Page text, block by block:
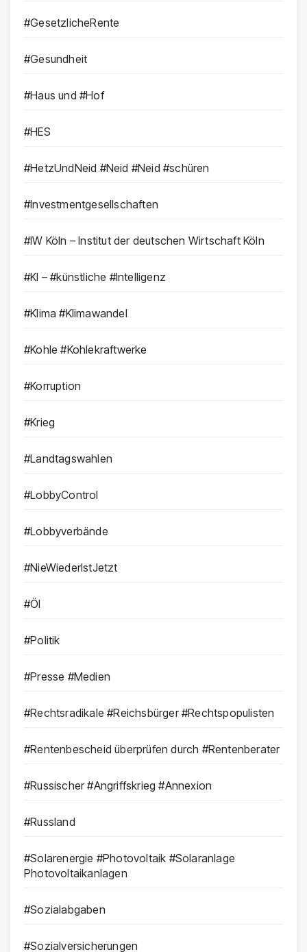
#GesetzlicheRente
#Gesundheit
#Haus und #Hof
#HES
#HetzUndNeid #Neid #Neid #schüren
#Investmentgesellschaften
#IW Köln – Institut der deutschen Wirtschaft Köln
#KI – #künstliche #Intelligenz
#Klima #Klimawandel
#Kohle #Kohlekraftwerke
#Korruption
#Krieg
#Landtagswahlen
#LobbyControl
#Lobbyverbände
#NieWiederIstJetzt
#Öl
#Politik
#Presse #Medien
#Rechtsradikale #Reichsbürger #Rechtspopulisten
#Rentenbescheid überprüfen durch #Rentenberater
#Russischer #Angriffskrieg #Annexion
#Russland
#Solarenergie #Photovoltaik #Solaranlage
Photovoltaikanlagen
#Sozialabgaben
#Sozialversicherungen